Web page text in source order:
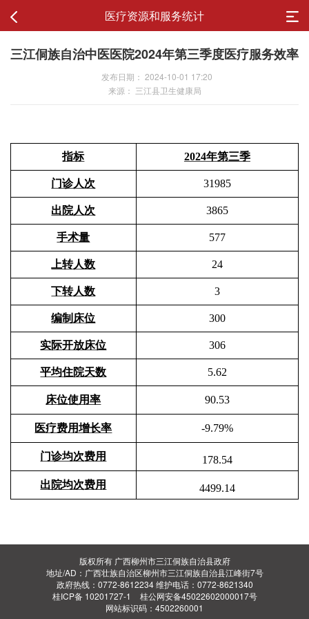
医疗资源和服务统计
三江侗族自治中医医院2024年第三季度医疗服务效率
发布日期： 2024-10-01 17:20
来源： 三江县卫生健康局
指标 2024年第三季
门诊人次 31985
出院人次 3865
手术量 577
上转人数 24
下转人数 3
编制床位 300
实际开放床位 306
平均住院天数 5.62
床位使用率 90.53
医疗费用增长率 -9.79%
门诊均次费用 178.54
出院均次费用 4499.14
版权所有 广西柳州市三江侗族自治县政府
地址/AD：广西壮族自治区柳州市三江侗族自治县江峰街7号
政府热线：0772-8612234 维护电话：0772-8621340
桂ICP备 10201727-1
桂公网安备45022602000017号
网站标识码：4502260001